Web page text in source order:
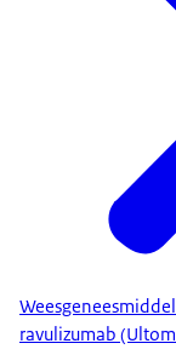
ravulizumab